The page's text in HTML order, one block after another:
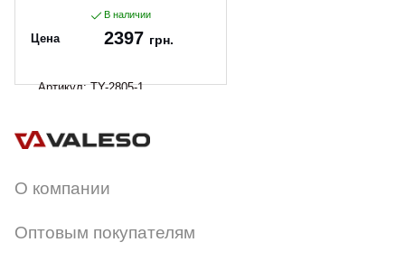
В наличии
Цена 2397 грн.
Артикул:TY-2805-1
О компании
Оптовым покупателям